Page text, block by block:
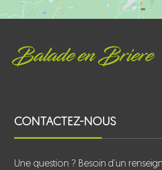
Balade en Briere
CONTACTEZ-NOUS
Une question ? Besoin d’un